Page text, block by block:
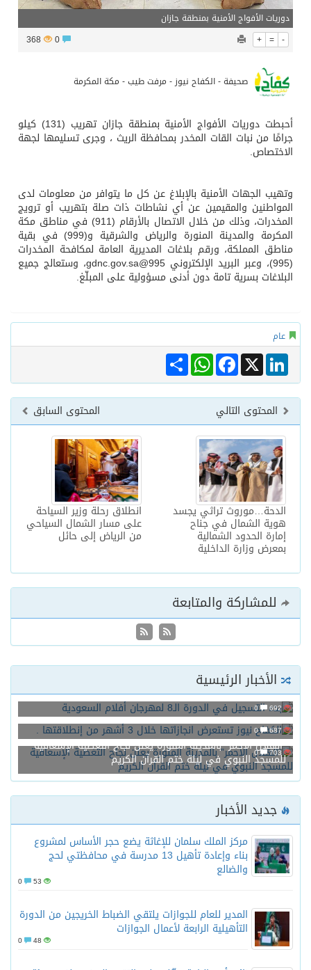
دوريات الأفواج الأمنية بمنطقة جازان
+ = -
368
صحيفة - الكفاح نيوز - مرفت طيب - مكة المكرمة
أحبطت دوريات الأفواج الأمنية بمنطقة جازان تهريب (131) كيلو
جرامًا من نبات القات المخدر بمحافظة الريث ، وجرى تسليمها لجهة
الاختصاص.
وتهيب الجهات الأمنية بالإبلاغ عن كل ما يتوافر من معلومات لدى
المواطنين والمقيمين عن أي نشاطات ذات صلة بتهريب أو ترويج
المخدرات، وذلك من خلال الاتصال بالأرقام (911) في مناطق مكة
المكرمة والمدينة المنورة والرياض والشرقية و(999) في بقية
مناطق المملكة، ورقم بلاغات المديرية العامة لمكافحة المخدرات
(995)، وعبر البريد الإلكتروني 995@gdnc.gov.sa، وستعالج جميع
البلاغات بسرية تامة دون أدنى مسؤولية على المبلّغ.
عام
Share
WhatsAppFacebook X
LinkedIn
المحتوى السابق المحتوى التالي
انطلاق رحلة وزير السياحة
على مسار الشمال السياحي
من الرياض إلى حائل
الدحة…موروث تراثي يجسد
هوية الشمال في جناح
إمارة الحدود الشمالية
بمعرض وزارة الداخلية
للمشاركة والمتابعة
الأخبار الرئيسية
692
0
بدء التسجيل في الدورة الـ8 لمهرجان أفلام السعودية
687
0
الكفاح نيوز تستعرض انجازاتها خلال 3 أشهر من إنطلاقتها .
703
0
“الهلال الأحمر” بالمدينة المنورة يعلن نجاح التغطية الإسعافية
للمسجد النبوي في ليلة ختم القرآن الكريم
جديد الأخبار
مركز الملك سلمان للإغاثة يضع حجر الأساس لمشروع
بناء وإعادة تأهيل 13 مدرسة في محافظتي لحج
والضالع
53
المدير للعام للجوازات يلتقي الضباط الخريجين من الدورة
التأهيلية الرابعة لأعمال الجوازات
48